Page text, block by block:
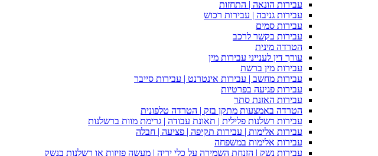
עבירות הונאה | התחזות
עבירות גניבה | עבירות רכוש
עבירות סמים
עבירות בקשר לרכב
הטרדה מינית
עורך דין לענייני עבירות מין
עבירות מין ברשת
עבירות מחשב | עבירות אינטרנט | עבירות סייבר
עבירות פגיעה בפרטיות
עבירות האזנת סתר
הטרדה באמצעות מתקן בזק | הטרדה טלפונית
עבירות רשלנות פלילית | תאונת עבודה | גרימת מוות ברשלנות
עבירות אלימות | עבירות תקיפה | פציעה | חבלה
עבירות אלימות במשפחה
עבירות נשק | הזנחת השמירה על כלי יריה | מעשה פזיזות או רשלנות בנשק